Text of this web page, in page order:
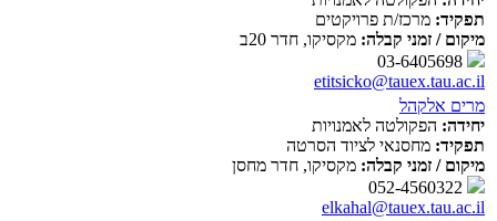
תפקיד: מרכז/ת פרויקטים
מיקום / זמני קבלה: מקסיקו, חדר 20ב
etitsicko@tauex.tau.ac.il
מרים אלקהל
יחידה: הפקולטה לאמנויות
תפקיד: מחסנאי לציוד הסרטה
מיקום / זמני קבלה: מקסיקו, חדר מחסן
elkahal@tauex.tau.ac.il